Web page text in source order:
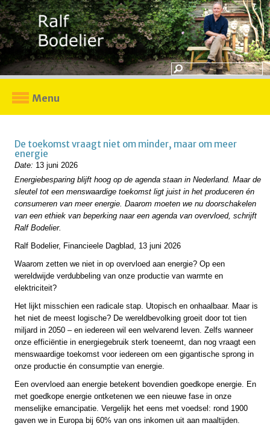
Menu
De toekomst vraagt niet om minder, maar om meer
energie
Date: 13 juni 2026
Energiebesparing blijft hoog op de agenda staan in Nederland. Maar de
sleutel tot een menswaardige toekomst ligt juist in het produceren én
consumeren van meer energie. Daarom moeten we nu doorschakelen
van een ethiek van beperking naar een agenda van overvloed, schrijft
Ralf Bodelier.
Ralf Bodelier, Financieele Dagblad, 13 juni 2026
Waarom zetten we niet in op overvloed aan energie? Op een
wereldwijde verdubbeling van onze productie van warmte en
elektriciteit?
Het lijkt misschien een radicale stap. Utopisch en onhaalbaar. Maar is
het niet de meest logische? De wereldbevolking groeit door tot tien
miljard in 2050 – en iedereen wil een welvarend leven. Zelfs wanneer
onze efficiëntie in energiegebruik sterk toeneemt, dan nog vraagt een
menswaardige toekomst voor iedereen om een gigantische sprong in
onze productie én consumptie van energie.
Een overvloed aan energie betekent bovendien goedkope energie. En
met goedkope energie ontketenen we een nieuwe fase in onze
menselijke emancipatie. Vergelijk het eens met voedsel: rond 1900
gaven we in Europa bij 60% van ons inkomen uit aan maaltijden.